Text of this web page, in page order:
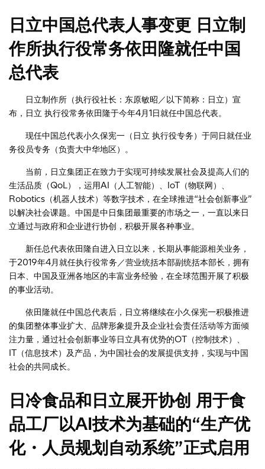
日立中国总代表人事变更 日立制
作所执行役常务依田隆就任中国
总代表
日立制作所（执行役社长：东原敏昭／以下简称：日立）宣
布，日立 执行役常务依田隆于今年4月1日就任中国总代表。
现任中国总代表小久保宪一（日立 执行役专务）于同日就任业
务役员专务（负责大中华地区）。
当前，日立集团正在致力于实现可持续发展社会及提高人们的
生活品质（QoL），运用AI（人工智能）、IoT（物联网）、
Robotics（机器人技术）等数字技术，在全球推进“社会创新事业”
以解决社会课题。中国是中日集团最重要的市场之一，一直以来日
立通过与政府和企业进行协创，积极开展各种事业。
新任总代表依田隆自进入日立以来，长期从事能源相关业务，
于2019年4月就任执行役常务／营业统括本部副统括本部长，拥有
日本、中国及亚洲各地区的丰富业务经验，在全球范围开展了积极
的事业活动。
依田隆就任中国总代表后，日立将继续在小久保宪一积极推进
的集团整体事业扩大、品牌形象提升及企业社会责任活动等方面倾
注力量，通过社会创新事业等日立具有优势的OT（控制技术）、
IT（信息技术）及产品，为中国社会的发展提供支持，实现与中国
社会的共同成长。
日冷食品和日立展开协创 用于食
品工厂以AI技术为基础的“生产优
化・人员规划自动系统”正式启用